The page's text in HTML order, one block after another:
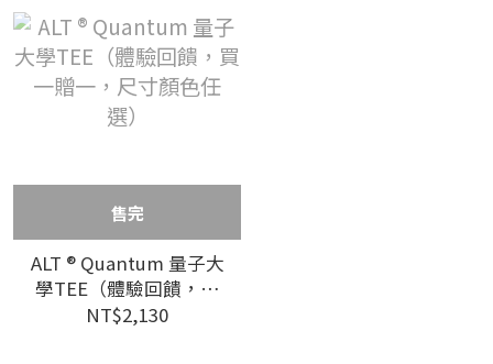
售完
ALT ® Quantum 量子大
學TEE（體驗回饋，買
一贈一，尺寸顏色任
NT$2,130